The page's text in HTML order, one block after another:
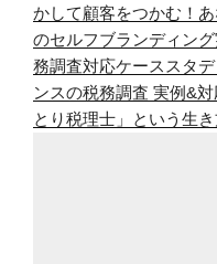
かして顧客をつかむ！
のセルフブランディン
務調査対応ケーススタデ
ンスの税務調査 実例&対
とり税理士」という生